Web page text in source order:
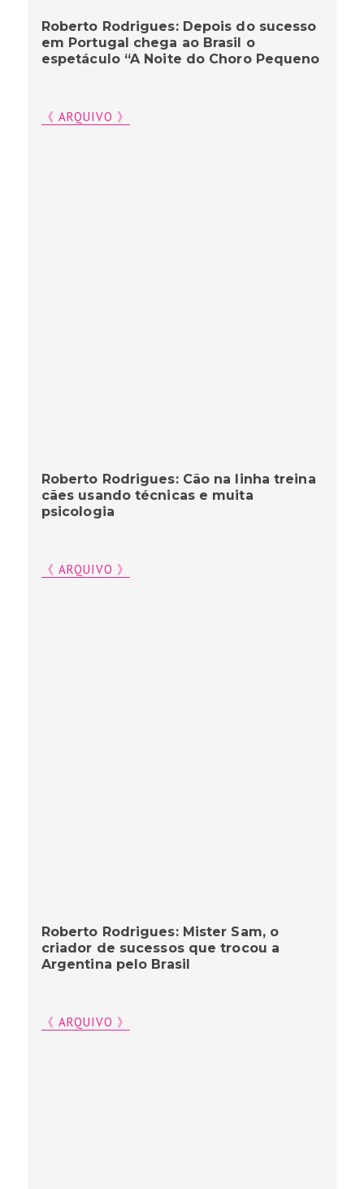
Roberto Rodrigues: Depois do sucesso
em Portugal chega ao Brasil o
espetáculo “A Noite do Choro Pequeno
《 ARQUIVO 》
Roberto Rodrigues: Cão na linha treina
cães usando técnicas e muita
psicologia
《 ARQUIVO 》
Roberto Rodrigues: Mister Sam, o
criador de sucessos que trocou a
Argentina pelo Brasil
《 ARQUIVO 》